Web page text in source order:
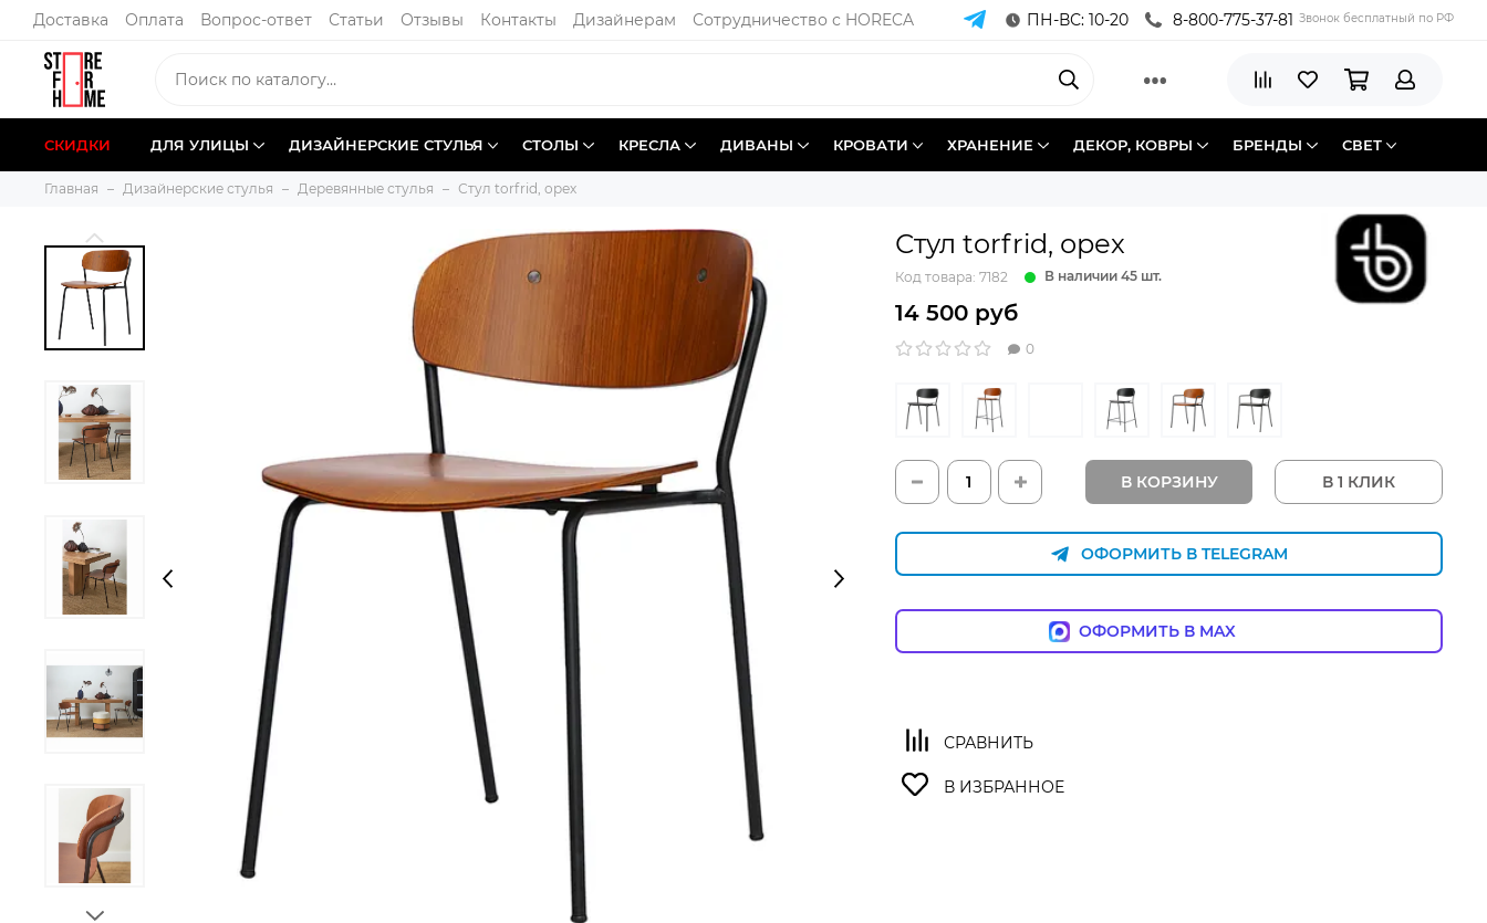
Доставка Оплата Вопрос-ответ Статьи Отзывы Контакты Дизайнерам Сотрудничество с HORECA ПН-ВС: 10-20 8-800-775-37-81 Звонок бесплатный по РФ
СКИДКИ ДЛЯ УЛИЦЫ ДИЗАЙНЕРСКИЕ СТУЛЬЯ СТОЛЫ КРЕСЛА ДИВАНЫ КРОВАТИ ХРАНЕНИЕ ДЕКОР, КОВРЫ БРЕНДЫ СВЕТ
Главная Дизайнерские стулья Деревянные стулья Стул torfrid, орех
Стул torfrid, орех
Код товара: 7182 В наличии 45 шт.
14 500 руб
0
В КОРЗИНУ В 1 КЛИК
ОФОРМИТЬ В TELEGRAM
ОФОРМИТЬ В MAX